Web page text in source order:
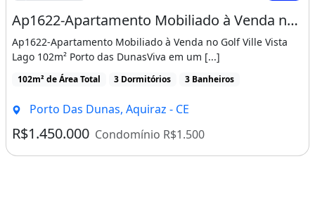
Ap1622-Apartamento Mobiliado à Venda no Golf Ville Vista Lago 102m²
Ap1622-Apartamento Mobiliado à Venda no Golf Ville Vista
Lago 102m² Porto das DunasViva em um [...]
102m² de Área Total 3 Dormitórios 3 Banheiros
Porto Das Dunas, Aquiraz - CE
R$1.450.000 Condomínio R$1.500